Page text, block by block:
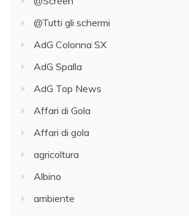
@Tutti gli schermi
AdG Colonna SX
AdG Spalla
AdG Top News
Affari di Gola
Affari di gola
agricoltura
Albino
ambiente